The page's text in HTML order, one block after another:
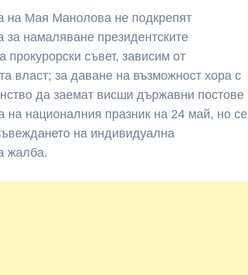
на Мая Манолова не подкрепят
за намаляване президентските
прокурорски съвет, зависим от
власт; за даване на възможност хора с
да заемат висши държавни постове
на националния празник на 24 май, но се
на индивидуална
жалба.